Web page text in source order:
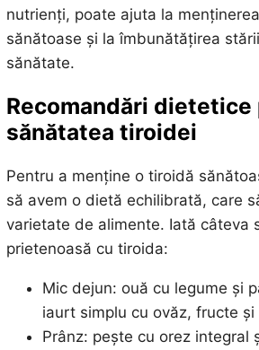
nutrienți, poate ajuta la
sănătoase și la îmbunătățirea
sănătate.
Recomandări dietetice
sănătatea tiroidei
Pentru a menține o tiroidă
să avem o dietă echilibrată, care
varietate de alimente. Iată câteva
prietenoasă cu tiroida:
Mic dejun: ouă cu legume și
iaurt simplu cu ovăz, fructe și
Prânz: pește cu orez integral